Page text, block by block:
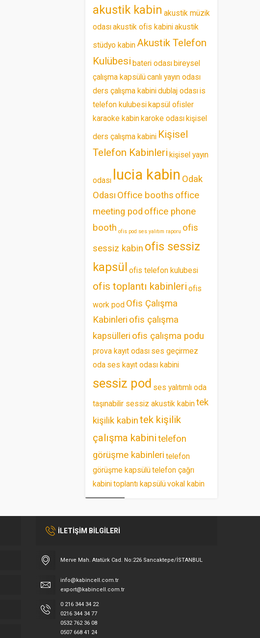
akustik kabin akustik müzik
odasıakustik ofis kabiniakustik
stüdyo kabinAkustik Telefon
Kulübesi bateri odasıbireysel
çalışma kapsülücanlı yayın odası
ders çalışma kabinidublaj odasıis
telefon kulubesikapsül ofisler
karaoke kabinkaroke odasıkişisel
ders çalışma kabini Kişisel
Telefon Kabinleri kişisel yayın
odası lucia kabin Odak
Odası Office booths office
meeting pod office phone
booth ofis pod ses yalıtım raporu ofis
sessiz kabin ofis sessiz
kapsül ofis telefon kulubesi
ofis toplantı kabinleri ofis
work pod Ofis Çalışma
Kabinleri ofis çalışma
kapsülleri ofis çalışma podu
prova kayıt odası ses geçirmez
oda ses kayıt odası kabini
sessiz pod ses yalıtımlı oda
taşınabilir sessiz akustik kabintek
kişilik kabintek kişilik
çalışma kabinitelefon
görüşme kabinleri telefon
görüşme kapsülütelefon çağrı
kabinitoplantı kapsülüvokal kabin
İLETİŞİM BİLGİLERİ
Merve Mah. Atatürk Cad. No:226 Sancaktepe/İSTANBUL
info@kabincell.com.tr
export@kabincell.com.tr
0 216 344 34 22
0216 344 34 77
0532 762 36 08
0507 668 41 24